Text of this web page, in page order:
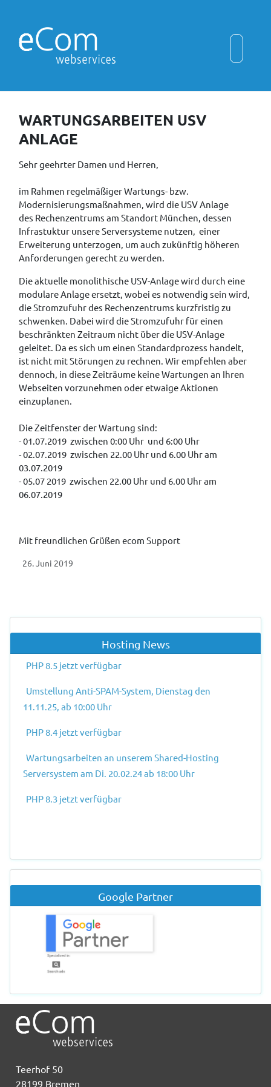
WARTUNGSARBEITEN USV
ANLAGE
Sehr geehrter Damen und Herren,
im Rahmen regelmäßiger Wartungs- bzw.
Modernisierungsmaßnahmen, wird die USV Anlage
des Rechenzentrums am Standort München, dessen
Infrastuktur unsere Serversysteme nutzen, einer
Erweiterung unterzogen, um auch zukünftig höheren
Anforderungen gerecht zu werden.
Die aktuelle monolithische USV-Anlage wird durch eine
modulare Anlage ersetzt, wobei es notwendig sein wird,
die Stromzufuhr des Rechenzentrums kurzfristig zu
schwenken. Dabei wird die Stromzufuhr für einen
beschränkten Zeitraum nicht über die USV-Anlage
geleitet. Da es sich um einen Standardprozess handelt,
ist nicht mit Störungen zu rechnen. Wir empfehlen aber
dennoch, in diese Zeiträume keine Wartungen an Ihren
Webseiten vorzunehmen oder etwaige Aktionen
einzuplanen.
Die Zeitfenster der Wartung sind:
- 01.07.2019 zwischen 0:00 Uhr und 6:00 Uhr
- 02.07.2019 zwischen 22.00 Uhr und 6.00 Uhr am
03.07.2019
- 05.07 2019 zwischen 22.00 Uhr und 6.00 Uhr am
06.07.2019
Mit freundlichen Grüßen ecom Support
26. Juni 2019
Hosting News
PHP 8.5 jetzt verfügbar
Umstellung Anti-SPAM-System, Dienstag den
11.11.25, ab 10:00 Uhr
PHP 8.4 jetzt verfügbar
Wartungsarbeiten an unserem Shared-Hosting
Serversystem am Di. 20.02.24 ab 18:00 Uhr
PHP 8.3 jetzt verfügbar
Google Partner
Teerhof 50
28199 Bremen